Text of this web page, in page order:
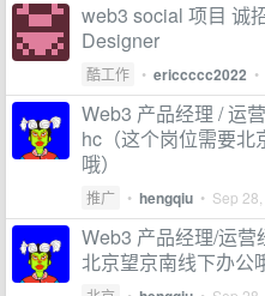
web3 social 项目 诚
Designer
酷工作 • ericcccc2022 •
Web3 产品经理 / 运
hc（这个岗位需要北
哦）
推广 • hengqiu • Sep
Web3 产品经理/运
北京望京南线下办公